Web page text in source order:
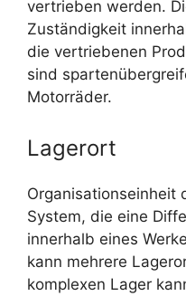
vertrieben werden.
Zuständigkeit
die vertriebenen
sind
Motorräder.
Lagerort
Organisationseinheit
System, die eine
innerhalb eines
kann mehrere
komplexen Lager